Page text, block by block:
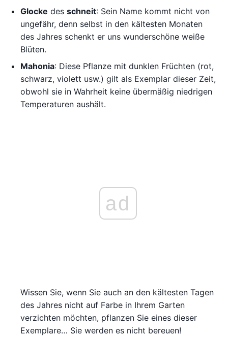
Glocke des schneit: Sein Name kommt nicht von
ungefähr, denn selbst in den kältesten Monaten
des Jahres schenkt er uns wunderschöne weiße
Blüten.
Mahonia: Diese Pflanze mit dunklen Früchten (rot,
schwarz, violett usw.) gilt als Exemplar dieser Zeit,
obwohl sie in Wahrheit keine übermäßig niedrigen
Temperaturen aushält.
ad
Wissen Sie, wenn Sie auch an den kältesten Tagen
des Jahres nicht auf Farbe in Ihrem Garten
verzichten möchten, pflanzen Sie eines dieser
Exemplare… Sie werden es nicht bereuen!